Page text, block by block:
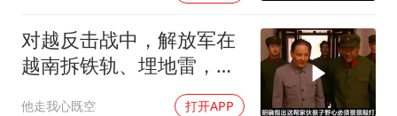
对越反击战中，解放军在
越南拆铁轨、埋地雷，是
他走我心既空 打开APP